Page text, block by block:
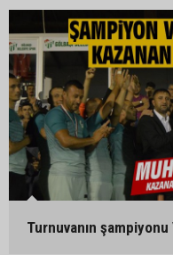
Turnuvanın